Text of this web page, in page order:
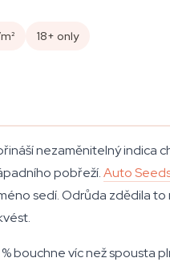
18+ only
nezaměnitelný indica
pobřeží.Auto
sedí. Odrůda zdědila
bouchne víc než spousta